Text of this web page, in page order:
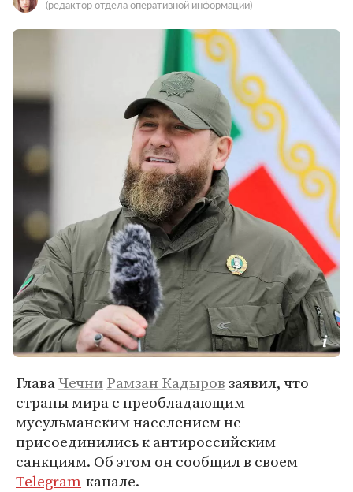
(редактор отдела оперативной информации)
ГлаваЧечниРамзан Кадыровзаявил, что
страны мира с преобладающим
мусульманским населением не
присоединились к антироссийским
санкциям. Об этом он сообщил в своем
Telegram-канале.